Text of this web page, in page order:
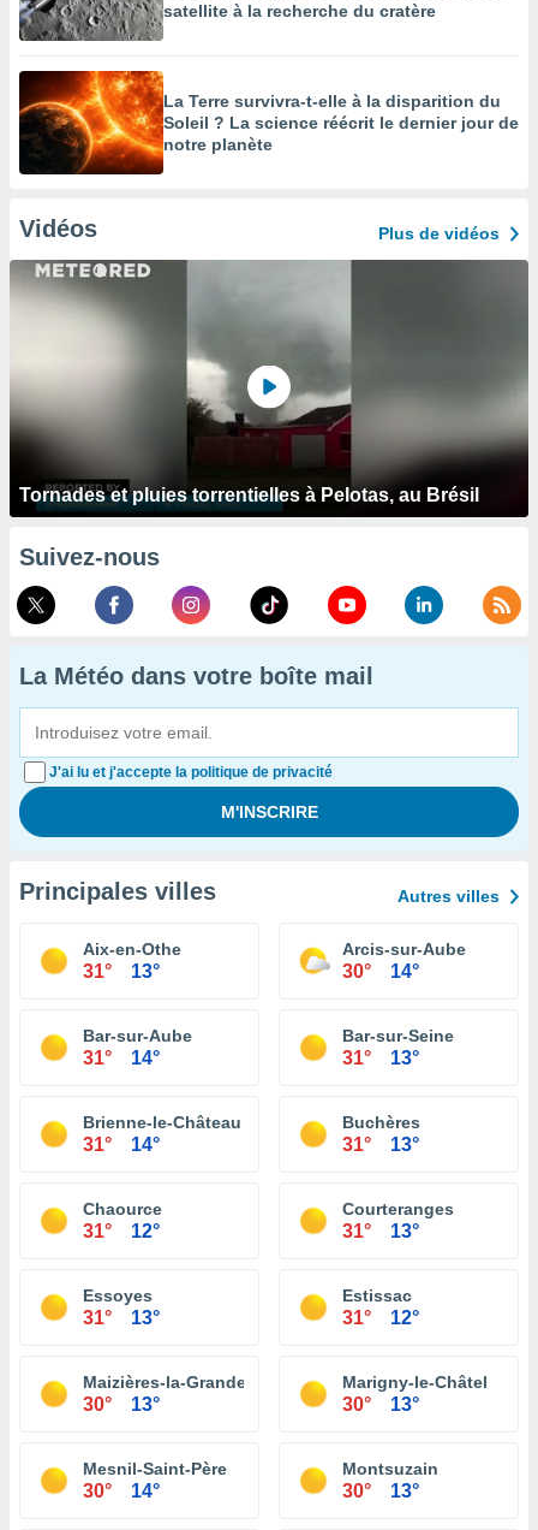
satellite à la recherche du cratère
La Terre survivra-t-elle à la disparition du
Soleil ? La science réécrit le dernier jour de
notre planète
Vidéos Plus de vidéos
Tornades et pluies torrentielles à Pelotas, au Brésil
Suivez-nous
La Météo dans votre boîte mail
J'ai lu et j'accepte la politique de privacité
Principales villes Autres villes
Aix-en-Othe
31° 13°
Arcis-sur-Aube
30° 14°
Bar-sur-Aube
31° 14°
Bar-sur-Seine
31° 13°
Brienne-le-Château
31° 14°
Buchères
31° 13°
Chaource
31° 12°
Courteranges
31° 13°
Essoyes
31° 13°
Estissac
31° 12°
Maizières-la-Grande-Paroisse
30° 13°
Marigny-le-Châtel
30° 13°
Mesnil-Saint-Père
30° 14°
Montsuzain
30° 13°